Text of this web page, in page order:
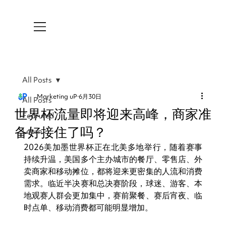
All Posts
Featured
Learn
All Posts
世界杯流量即将迎来高峰，商家准
备好接住了吗？
Marketing uP 6月30日
2026美加墨世界杯正在北美多地举行，随着赛事
持续升温，美国多个主办城市的餐厅、零售店、外
卖商家和移动摊位，都将迎来更密集的人流和消费
需求。临近半决赛和总决赛阶段，球迷、游客、本
地观赛人群会更加集中，赛前聚餐、赛后宵夜、临
时点单、移动消费都可能明显增加。